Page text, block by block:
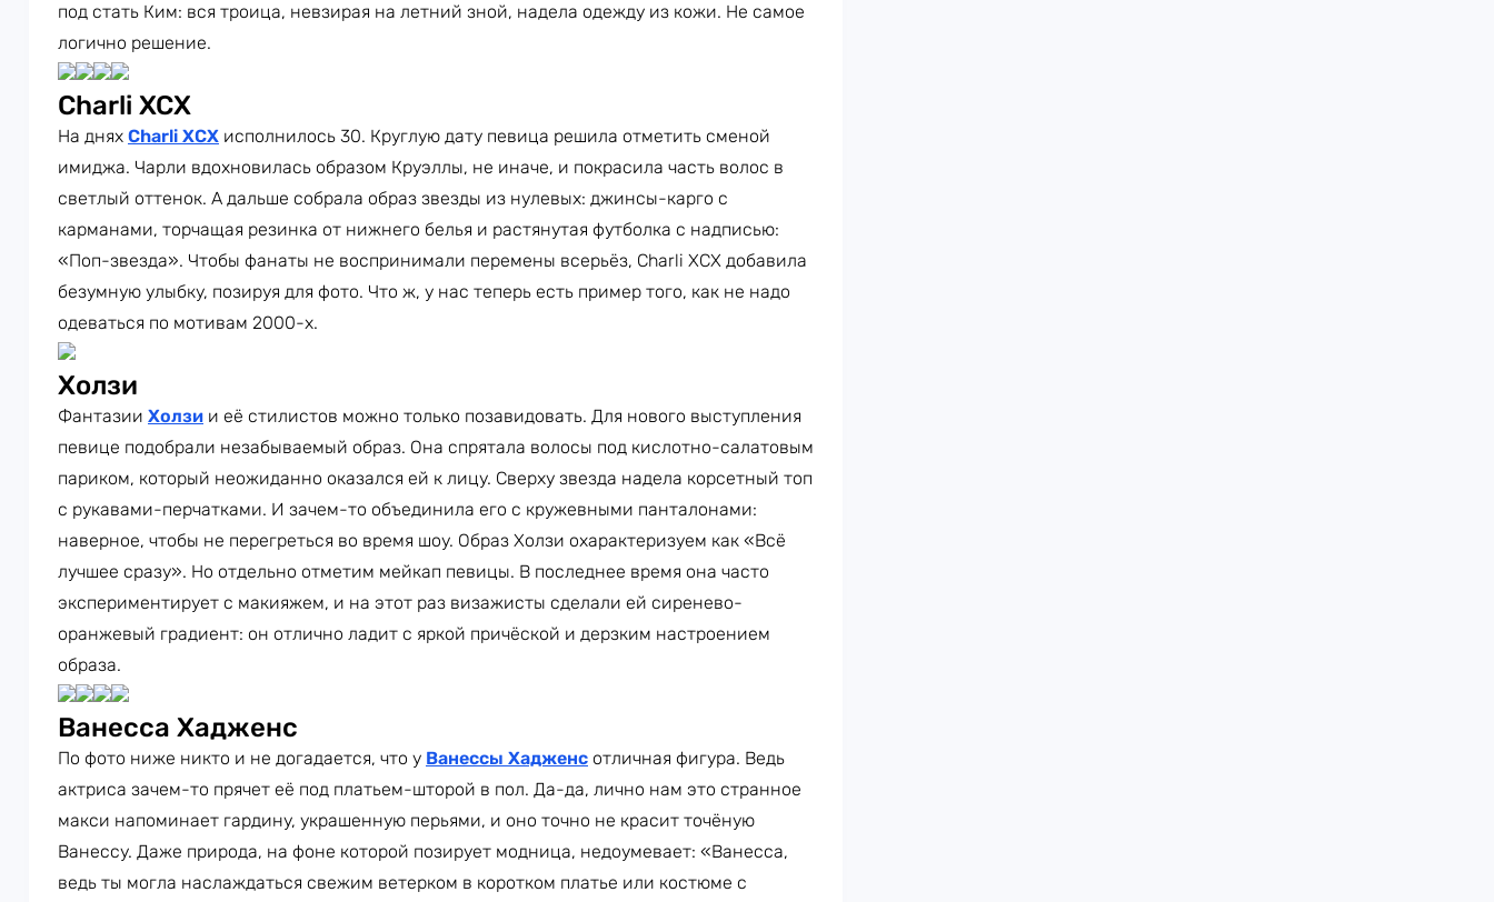
под стать Ким: вся троица, невзирая на летний зной, надела одежду из кожи. Не самое
логично решение.
Charli XCX
На днях Charli XCX исполнилось 30. Круглую дату певица решила отметить сменой
имиджа. Чарли вдохновилась образом Круэллы, не иначе, и покрасила часть волос в
светлый оттенок. А дальше собрала образ звезды из нулевых: джинсы-карго с
карманами, торчащая резинка от нижнего белья и растянутая футболка с надписью:
«Поп-звезда». Чтобы фанаты не воспринимали перемены всерьёз, Charli XCX добавила
безумную улыбку, позируя для фото. Что ж, у нас теперь есть пример того, как не надо
одеваться по мотивам 2000-х.
Холзи
Фантазии Холзи и её стилистов можно только позавидовать. Для нового выступления
певице подобрали незабываемый образ. Она спрятала волосы под кислотно-салатовым
париком, который неожиданно оказался ей к лицу. Сверху звезда надела корсетный топ
с рукавами-перчатками. И зачем-то объединила его с кружевными панталонами:
наверное, чтобы не перегреться во время шоу. Образ Холзи охарактеризуем как «Всё
лучшее сразу». Но отдельно отметим мейкап певицы. В последнее время она часто
экспериментирует с макияжем, и на этот раз визажисты сделали ей сиренево-
оранжевый градиент: он отлично ладит с яркой причёской и дерзким настроением
образа.
Ванесса Хадженс
По фото ниже никто и не догадается, что у Ванессы Хадженс отличная фигура. Ведь
актриса зачем-то прячет её под платьем-шторой в пол. Да-да, лично нам это странное
макси напоминает гардину, украшенную перьями, и оно точно не красит точёную
Ванессу. Даже природа, на фоне которой позирует модница, недоумевает: «Ванесса,
ведь ты могла наслаждаться свежим ветерком в коротком платье или костюме с